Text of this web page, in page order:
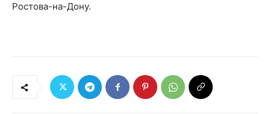
Ростова-на-Дону.